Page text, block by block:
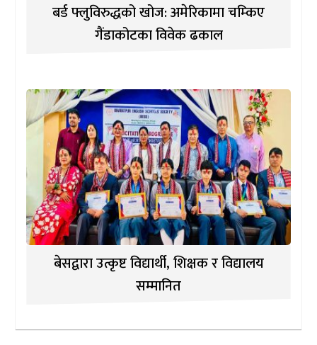
बर्ड फ्लुविरुद्धको खोज: अमेरिकामा चम्किए
गैंडाकोटका विवेक ढकाल
बेसद्वारा उत्कृष्ट विद्यार्थी, शिक्षक र विद्यालय
सम्मानित